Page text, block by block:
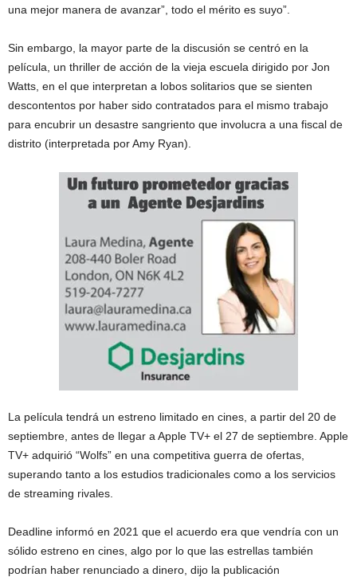
una mejor manera de avanzar”, todo el mérito es suyo”.
Sin embargo, la mayor parte de la discusión se centró en la
película, un thriller de acción de la vieja escuela dirigido por Jon
Watts, en el que interpretan a lobos solitarios que se sienten
descontentos por haber sido contratados para el mismo trabajo
para encubrir un desastre sangriento que involucra a una fiscal de
distrito (interpretada por Amy Ryan).
La película tendrá un estreno limitado en cines, a partir del 20 de
septiembre, antes de llegar a Apple TV+ el 27 de septiembre. Apple
TV+ adquirió “Wolfs” en una competitiva guerra de ofertas,
superando tanto a los estudios tradicionales como a los servicios
de streaming rivales.
Deadline informó en 2021 que el acuerdo era que vendría con un
sólido estreno en cines, algo por lo que las estrellas también
podrían haber renunciado a dinero, dijo la publicación